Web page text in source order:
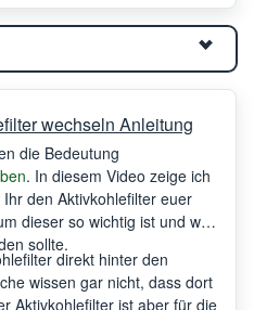
wechseln Anleitung
die Bedeutung
. In diesem Video zeige ich
den Aktivkohlefilter euer
dieser so wichtig ist und wie
sollte.
direkt hinter den
wissen gar nicht, dass dort
Aktivkohlefilter ist aber für die